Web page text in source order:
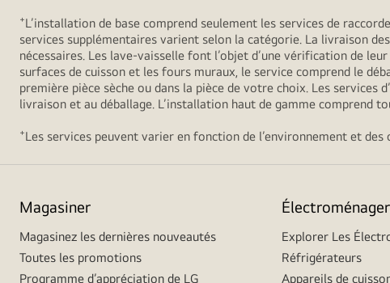
+L’installation de base comprend seulement les services de
services supplémentaires varient selon la catégorie. La livraison
nécessaires. Les lave-vaisselle font l’objet d’une vérification de
surfaces de cuisson et les fours muraux, le service comprend le
première pièce sèche ou dans la pièce de votre choix. Les
livraison et au déballage. L’installation haut de gamme comprend
+Les services peuvent varier en fonction de l’environnement et des
Magasiner
Magasinez les dernières nouveautés
Toutes les promotions
Programme d’appréciation de LG
Explorer Les
Réfrigérateurs
Appareils de